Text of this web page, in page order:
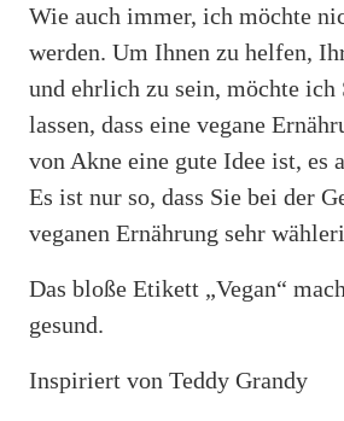
Wie auch immer, ich möchte
werden. Um Ihnen zu helfen,
und ehrlich zu sein, möchte ich
lassen, dass eine vegane
von Akne eine gute Idee ist, es
Es ist nur so, dass Sie bei der
veganen Ernährung sehr
Das bloße Etikett „Vegan“
gesund.
Inspiriert von Teddy Grandy